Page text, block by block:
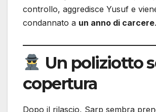
controllo, aggredisce Yusuf e
condannato a un anno di carcere.
Un poliziotto
copertura
Dopo il rilascio, Sarp sembra